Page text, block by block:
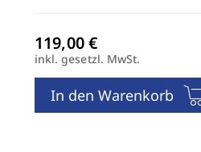
inkl. gesetzl. MwSt.
In den Warenkorb